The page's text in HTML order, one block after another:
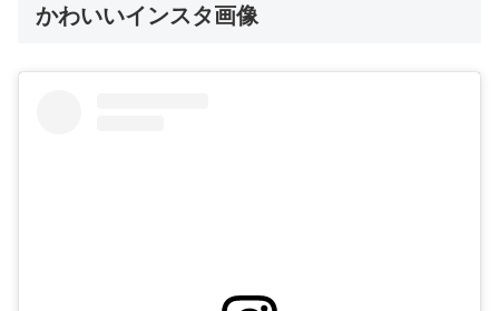
かわいいインスタ画像